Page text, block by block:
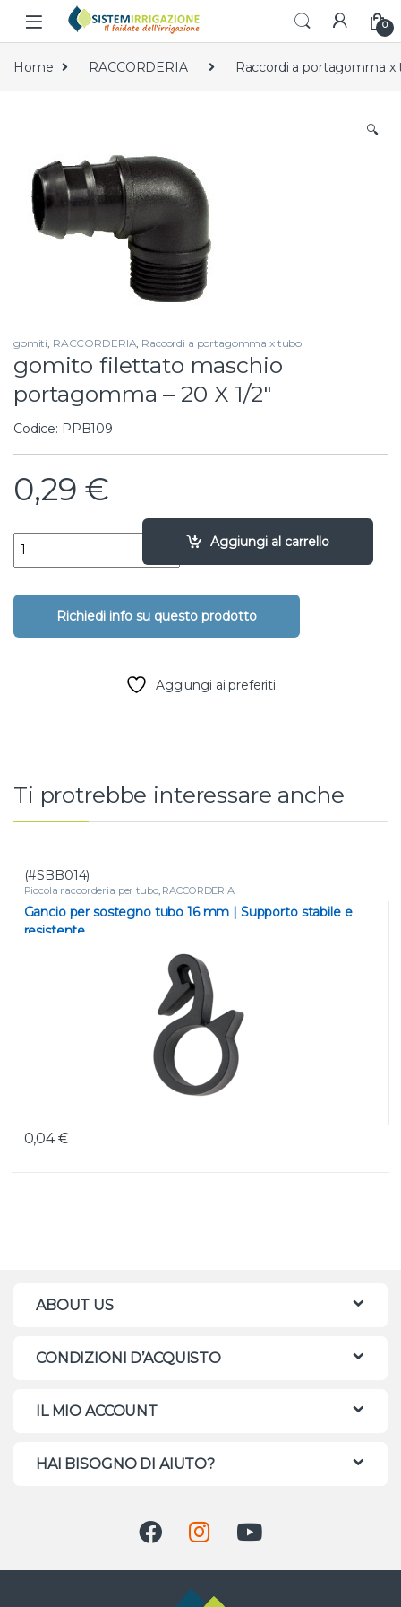
Skip to navigation
Skip to content
0
Home RACCORDERIA Raccordi a portagomma x
🔍
gomiti, RACCORDERIA, Raccordi a portagomma x tubo
gomito filettato maschio
portagomma – 20 X 1/2″
Codice: PPB109
0,29 €
gomito filettato maschio portagomma - 20 X 1/2" quantity
Aggiungi al carrello
Aggiungi ai preferiti
Ti protrebbe interessare anche
(#SBB014)
Piccola raccorderia per tubo, RACCORDERIA
Gancio per sostegno tubo 16 mm | Supporto stabile e
resistente
0,04€
ABOUT US
CONDIZIONI D’ACQUISTO
IL MIO ACCOUNT
HAI BISOGNO DI AIUTO?